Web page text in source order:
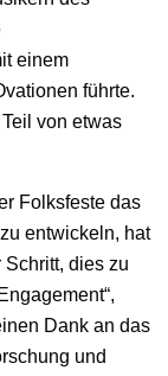
einem
führte.
von etwas
Folksfeste das
entwickeln, hat
dies zu
Dank an das
und